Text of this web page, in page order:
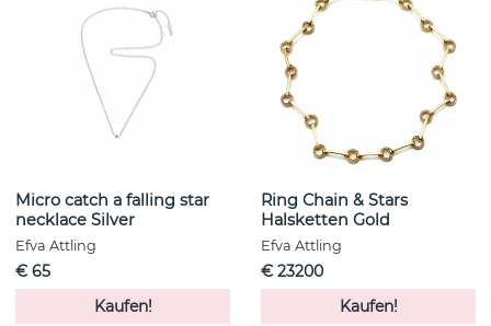
Micro catch a falling star
necklace Silver
Efva Attling
€ 65
Kaufen!
Ring Chain & Stars
Halsketten Gold
Efva Attling
€ 23200
Kaufen!